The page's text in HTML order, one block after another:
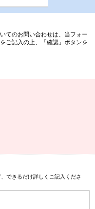
てのお問い合わせは、当フォー
ご記入の上、「確認」ボタンを
、できるだけ詳しく ご記入くださ